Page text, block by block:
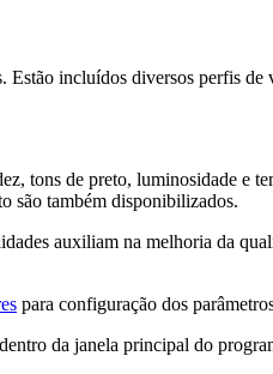
incluídos diversos perfis de
tons de preto, luminosidade e
são também disponibilizados.
auxiliam na melhoria da
para configuração dos
da janela principal do